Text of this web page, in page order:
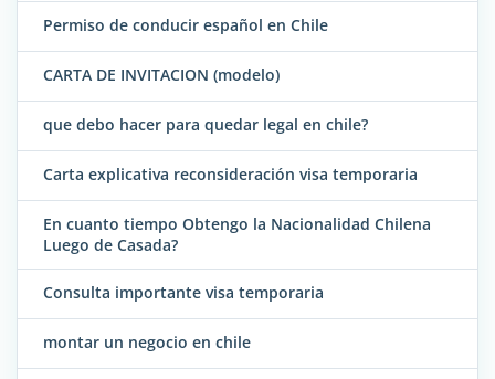
Permiso de conducir español en Chile
CARTA DE INVITACION (modelo)
que debo hacer para quedar legal en chile?
Carta explicativa reconsideración visa temporaria
En cuanto tiempo Obtengo la Nacionalidad Chilena
Luego de Casada?
Consulta importante visa temporaria
montar un negocio en chile